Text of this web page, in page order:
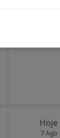
Hoje
7 Ago